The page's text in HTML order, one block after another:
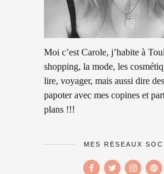
Moi c’est Carole, j’habite à
shopping, la mode, les
lire, voyager, mais aussi dire
papoter avec mes copines et
plans !!!
MES RÉSEAUX